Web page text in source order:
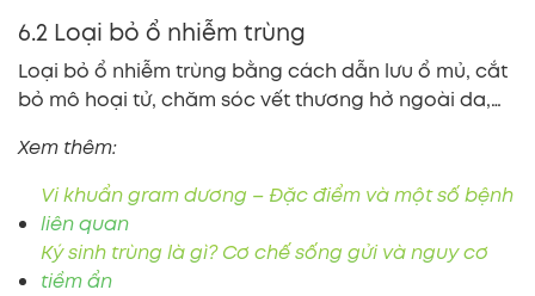
6.2 Loại bỏ ổ nhiễm trùng
Loại bỏ ổ nhiễm trùng bằng cách dẫn lưu ổ mủ, cắt
bỏ mô hoại tử, chăm sóc vết thương hở ngoài da,…
Xem thêm:
Vi khuẩn gram dương – Đặc điểm và một số bệnh
liên quan
Ký sinh trùng là gì? Cơ chế sống gửi và nguy cơ
tiềm ẩn